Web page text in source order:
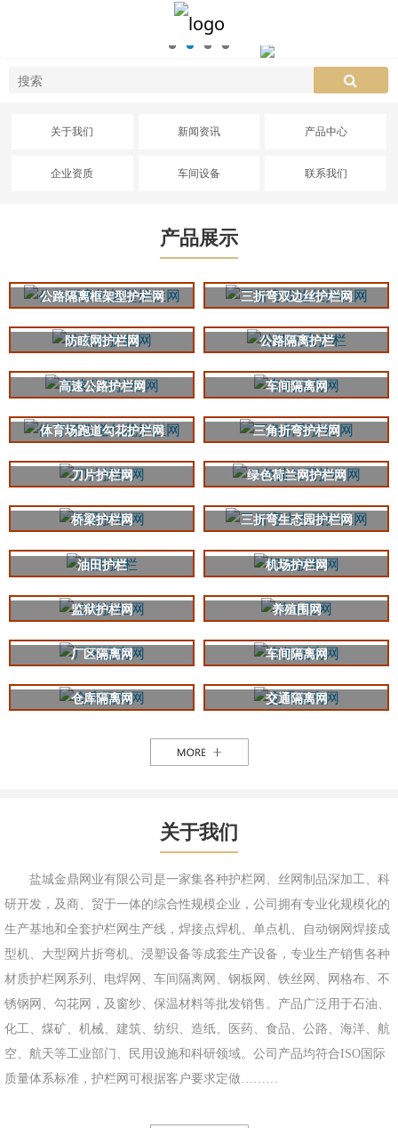
关于我们 新闻资讯 产品中心
企业资质 车间设备 联系我们
产品展示
公路隔离框架型护栏网 三折弯双边丝护栏网
防眩网护栏网 公路隔离护栏
高速公路护栏网 车间隔离网
体育场跑道勾花护栏网 三角折弯护栏网
刀片护栏网 绿色荷兰网护栏网
桥梁护栏网 三折弯生态园护栏网
油田护栏 机场护栏网
监狱护栏网 养殖围网
厂区隔离网 车间隔离网
仓库隔离网 交通隔离网
关于我们
盐城金鼎网业有限公司是一家集各种护栏网、丝网制品深加工、科
研开发，及商、贸于一体的综合性规模企业，公司拥有专业化规模化的
生产基地和全套护栏网生产线，焊接点焊机、单点机、自动钢网焊接成
型机、大型网片折弯机、浸塑设备等成套生产设备，专业生产销售各种
材质护栏网系列、电焊网、车间隔离网、钢板网、铁丝网、网格布、不
锈钢网、勾花网，及窗纱、保温材料等批发销售。产品广泛用于石油、
化工、煤矿、机械、建筑、纺织、造纸、医药、食品、公路、海洋、航
空、航天等工业部门、民用设施和科研领域。公司产品均符合ISO国际
质量体系标准，护栏网可根据客户要求定做………